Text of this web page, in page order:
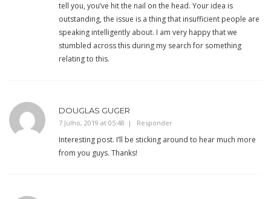
tell you, you’ve hit the nail on the head. Your idea is
outstanding, the issue is a thing that insufficient people are
speaking intelligently about. I am very happy that we
stumbled across this during my search for something
relating to this.
DOUGLAS GUGER
7 Julho, 2019 at 05:48 Responder
Interesting post. I’ll be sticking around to hear much more
from you guys. Thanks!